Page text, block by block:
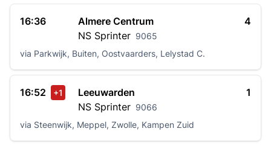
16:36
Almere Centrum
NS Sprinter 9065
4
via Parkwijk, Buiten, Oostvaarders, Lelystad C.
16:52 +1
Leeuwarden
NS Sprinter 9066
1
via Steenwijk, Meppel, Zwolle, Kampen Zuid